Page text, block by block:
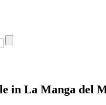
in La Manga del